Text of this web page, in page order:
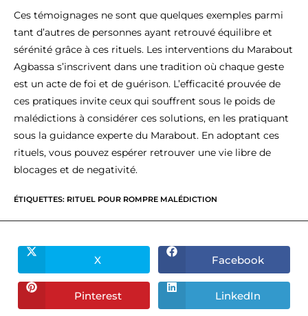
Ces témoignages ne sont que quelques exemples parmi
tant d’autres de personnes ayant retrouvé équilibre et
sérénité grâce à ces rituels. Les interventions du Marabout
Agbassa s’inscrivent dans une tradition où chaque geste
est un acte de foi et de guérison. L’efficacité prouvée de
ces pratiques invite ceux qui souffrent sous le poids de
malédictions à considérer ces solutions, en les pratiquant
sous la guidance experte du Marabout. En adoptant ces
rituels, vous pouvez espérer retrouver une vie libre de
blocages et de negativité.
ÉTIQUETTES: RITUEL POUR ROMPRE MALÉDICTION
Ouvrir
dans
une
autre
fenêtre
X Ouvrir
dans
une
autre
fenêtre
Facebook
Ouvrir
dans
Pinterest Ouvrir
dans
LinkedIn